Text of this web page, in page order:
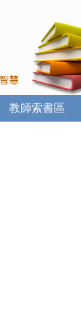
教師索書區